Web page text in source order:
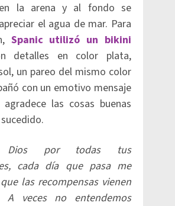
la arena y al fondo se
el agua de mar. Para
Spanic utilizó un bikini
detalles en color plata,
un pareo del mismo color
con un emotivo mensaje
las cosas buenas
Dios por todas tus
cada día que pasa me
las recompensas vienen
A veces no entendemos